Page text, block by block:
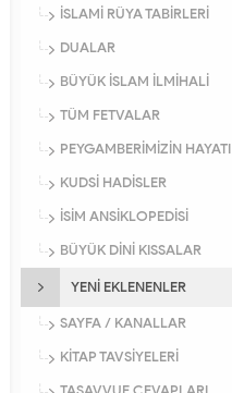
İSLAMİ RÜYA TABİRLERİ
DUALAR
BÜYÜK İSLAM İLMİHALİ
TÜM FETVALAR
PEYGAMBERİMİZİN HAYATI
KUDSİ HADİSLER
İSİM ANSİKLOPEDİSİ
BÜYÜK DİNİ KISSALAR
YENİ EKLENENLER
SAYFA / KANALLAR
KİTAP TAVSİYELERİ